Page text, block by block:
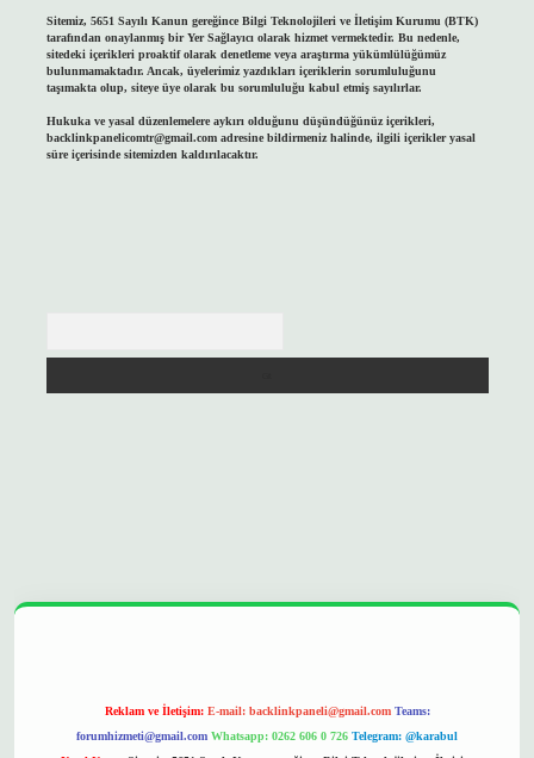
Sitemiz, 5651 Sayılı Kanun gereğince Bilgi Teknolojileri ve İletişim Kurumu (BTK)
tarafından onaylanmış bir Yer Sağlayıcı olarak hizmet vermektedir. Bu nedenle,
sitedeki içerikleri proaktif olarak denetleme veya araştırma yükümlülüğümüz
bulunmamaktadır. Ancak, üyelerimiz yazdıkları içeriklerin sorumluluğunu
taşımakta olup, siteye üye olarak bu sorumluluğu kabul etmiş sayılırlar.
Hukuka ve yasal düzenlemelere aykırı olduğunu düşündüğünüz içerikleri,
backlinkpanelicomtr@gmail.comadresine bildirmeniz halinde, ilgili içerikler yasal
süre içerisinde sitemizden kaldırılacaktır.
Reklam ve İletişim: E-mail: backlinkpaneli@gmail.com Teams:
forumhizmeti@gmail.com Whatsapp: 0262 606 0 726 Telegram: @karabul